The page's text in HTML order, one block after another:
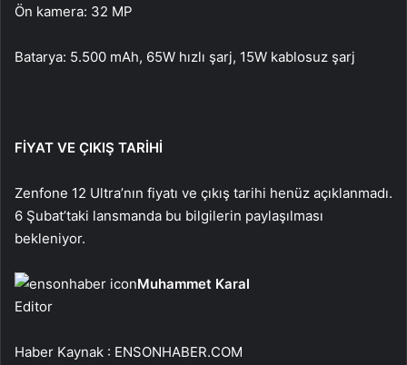
Ön kamera: 32 MP
Batarya: 5.500 mAh, 65W hızlı şarj, 15W kablosuz şarj
FİYAT VE ÇIKIŞ TARİHİ
Zenfone 12 Ultra’nın fiyatı ve çıkış tarihi henüz açıklanmadı.
6 Şubat’taki lansmanda bu bilgilerin paylaşılması
bekleniyor.
Muhammet Karal
Editor
Haber Kaynak : ENSONHABER.COM